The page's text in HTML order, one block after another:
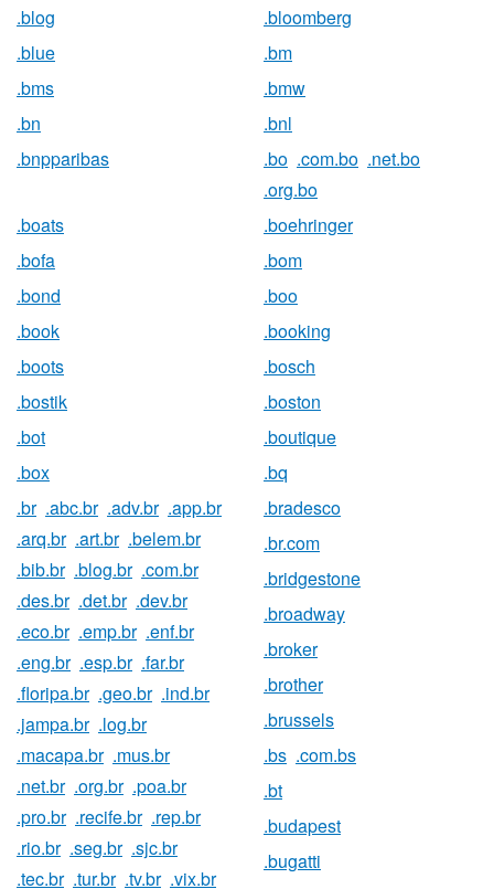
.blog
.bloomberg
.blue
.bm
.bms
.bmw
.bn
.bnl
.bnpparibas
.bo .com.bo .net.bo
.org.bo
.boats
.boehringer
.bofa
.bom
.bond
.boo
.book
.booking
.boots
.bosch
.bostik
.boston
.bot
.boutique
.box
.bq
.br .abc.br .adv.br .app.br
.arq.br .art.br .belem.br
.bib.br .blog.br .com.br
.des.br .det.br .dev.br
.eco.br .emp.br .enf.br
.eng.br .esp.br .far.br
.floripa.br .geo.br .ind.br
.jampa.br .log.br
.macapa.br .mus.br
.net.br .org.br .poa.br
.pro.br .recife.br .rep.br
.rio.br .seg.br .sjc.br
.tec.br .tur.br .tv.br .vix.br
.bradesco
.br.com
.bridgestone
.broadway
.broker
.brother
.brussels
.bs .com.bs
.bt
.budapest
.bugatti